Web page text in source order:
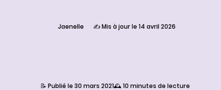
Jaenelle ✍️ Mis à jour le 14 avril 2026
📝 Publié le 30 mars 2021🕰️ 10 minutes de lecture